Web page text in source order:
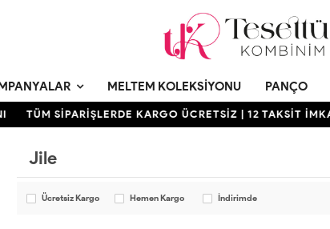
MELTEM KOLEKSIYONU PANÇO
TÜM SİPARİŞLERDE KARGO ÜCRETSİZ | 12 TAKSİT
Jile
Ücretsiz Kargo Hemen Kargo İndirimde